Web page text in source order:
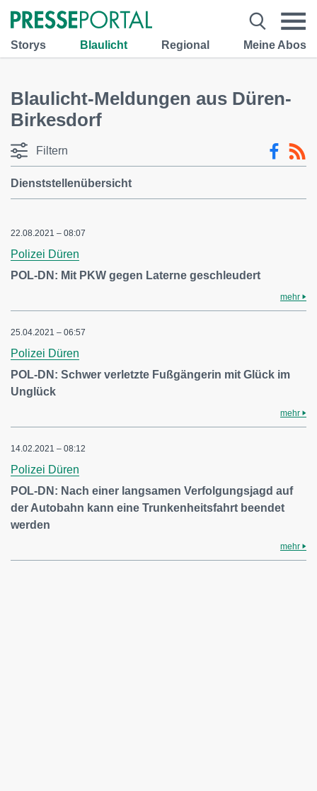
Storys Blaulicht Regional Meine Abos
Blaulicht-Meldungen aus Düren-
Birkesdorf
Filtern
Dienststellenübersicht
22.08.2021 – 08:07
Polizei Düren
POL-DN: Mit PKW gegen Laterne geschleudert
mehr
25.04.2021 – 06:57
Polizei Düren
POL-DN: Schwer verletzte Fußgängerin mit Glück im
Unglück
mehr
14.02.2021 – 08:12
Polizei Düren
POL-DN: Nach einer langsamen Verfolgungsjagd auf
der Autobahn kann eine Trunkenheitsfahrt beendet
werden
mehr